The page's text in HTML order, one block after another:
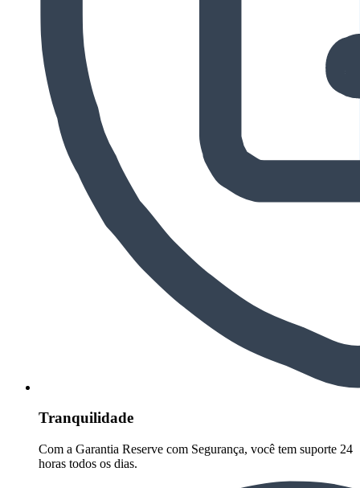
Tranquilidade
Com a Garantia Reserve com Segurança, você tem suporte 24
horas todos os dias.